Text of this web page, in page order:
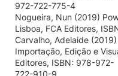
972-722-775-4
Nogueira, Nun (2019)
Lisboa, FCA Editores,
Carvalho, Adelaide
Importação, Edição e
Editores, ISBN: 978-972-
722-910-9